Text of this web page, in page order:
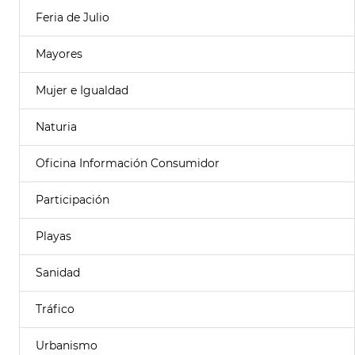
Feria de Julio
Mayores
Mujer e Igualdad
Naturia
Oficina Información Consumidor
Participación
Playas
Sanidad
Tráfico
Urbanismo